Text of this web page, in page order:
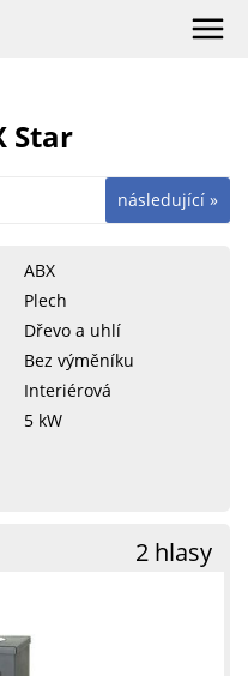
Star
následující »
ABX
Plech
Dřevo a uhlí
Bez výměníku
Interiérová
5 kW
2 hlasy